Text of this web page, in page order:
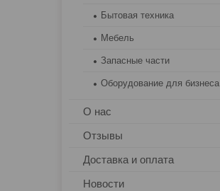
Бытовая техника
Мебель
Запасные части
Оборудование для бизнеса
О нас
Отзывы
Доставка и оплата
Новости